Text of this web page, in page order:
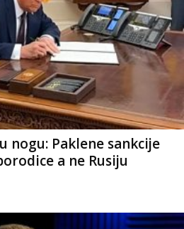
nogu: Paklene sankcije
a ne Rusiju